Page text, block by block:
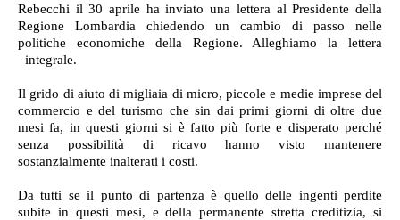
Rebecchi il 30 aprile ha inviato una lettera al Presidente della
Regione Lombardia chiedendo un cambio di passo nelle
politiche economiche della Regione. Alleghiamo la lettera
integrale.
Il grido di aiuto di migliaia di micro, piccole e medie imprese del
commercio e del turismo che sin dai primi giorni di oltre due
mesi fa, in questi giorni si è fatto più forte e disperato perché
senza possibilità di ricavo hanno visto mantenere
sostanzialmente inalterati i costi.
Da tutti se il punto di partenza è quello delle ingenti perdite
subite in questi mesi, e della permanente stretta creditizia, si